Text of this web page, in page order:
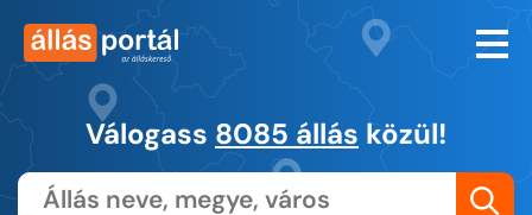
Válogass 8085 állás közül!